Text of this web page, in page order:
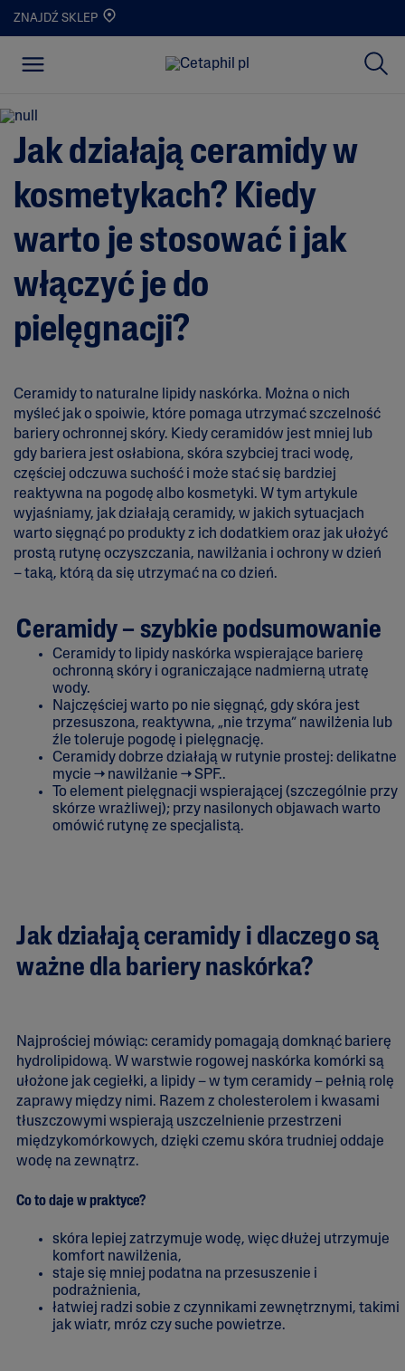
ZNAJDŹ SKLEP
Jak działają ceramidy w
kosmetykach? Kiedy
warto je stosować i jak
włączyć je do
pielęgnacji?
Ceramidy to naturalne lipidy naskórka. Można o nich
myśleć jak o spoiwie, które pomaga utrzymać szczelność
bariery ochronnej skóry. Kiedy ceramidów jest mniej lub
gdy bariera jest osłabiona, skóra szybciej traci wodę,
częściej odczuwa suchość i może stać się bardziej
reaktywna na pogodę albo kosmetyki. W tym artykule
wyjaśniamy, jak działają ceramidy, w jakich sytuacjach
warto sięgnąć po produkty z ich dodatkiem oraz jak ułożyć
prostą rutynę oczyszczania, nawilżania i ochrony w dzień
– taką, którą da się utrzymać na co dzień.
Ceramidy – szybkie podsumowanie
Ceramidy to lipidy naskórka wspierające barierę
ochronną skóry i ograniczające nadmierną utratę
wody.
Najczęściej warto po nie sięgnąć, gdy skóra jest
przesuszona, reaktywna, „nie trzyma” nawilżenia lub
źle toleruje pogodę i pielęgnację.
Ceramidy dobrze działają w rutynie prostej: delikatne
mycie → nawilżanie → SPF..
To element pielęgnacji wspierającej (szczególnie przy
skórze wrażliwej); przy nasilonych objawach warto
omówić rutynę ze specjalistą.
Jak działają ceramidy i dlaczego są
ważne dla bariery naskórka?
Najprościej mówiąc: ceramidy pomagają domknąć barierę
hydrolipidową. W warstwie rogowej naskórka komórki są
ułożone jak cegiełki, a lipidy – w tym ceramidy – pełnią rolę
zaprawy między nimi. Razem z cholesterolem i kwasami
tłuszczowymi wspierają uszczelnienie przestrzeni
międzykomórkowych, dzięki czemu skóra trudniej oddaje
wodę na zewnątrz.
Co to daje w praktyce?
skóra lepiej zatrzymuje wodę, więc dłużej utrzymuje
komfort nawilżenia,
staje się mniej podatna na przesuszenie i
podrażnienia,
łatwiej radzi sobie z czynnikami zewnętrznymi, takimi
jak wiatr, mróz czy suche powietrze.